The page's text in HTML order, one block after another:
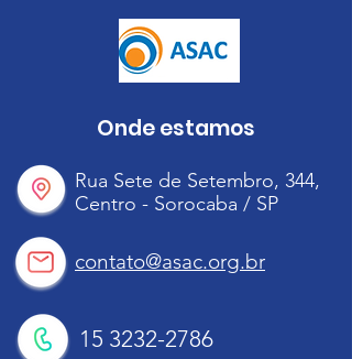
Onde estamos
Rua Sete de Setembro, 344,
Centro - Sorocaba / SP
contato@asac.org.br
15 3232-2786